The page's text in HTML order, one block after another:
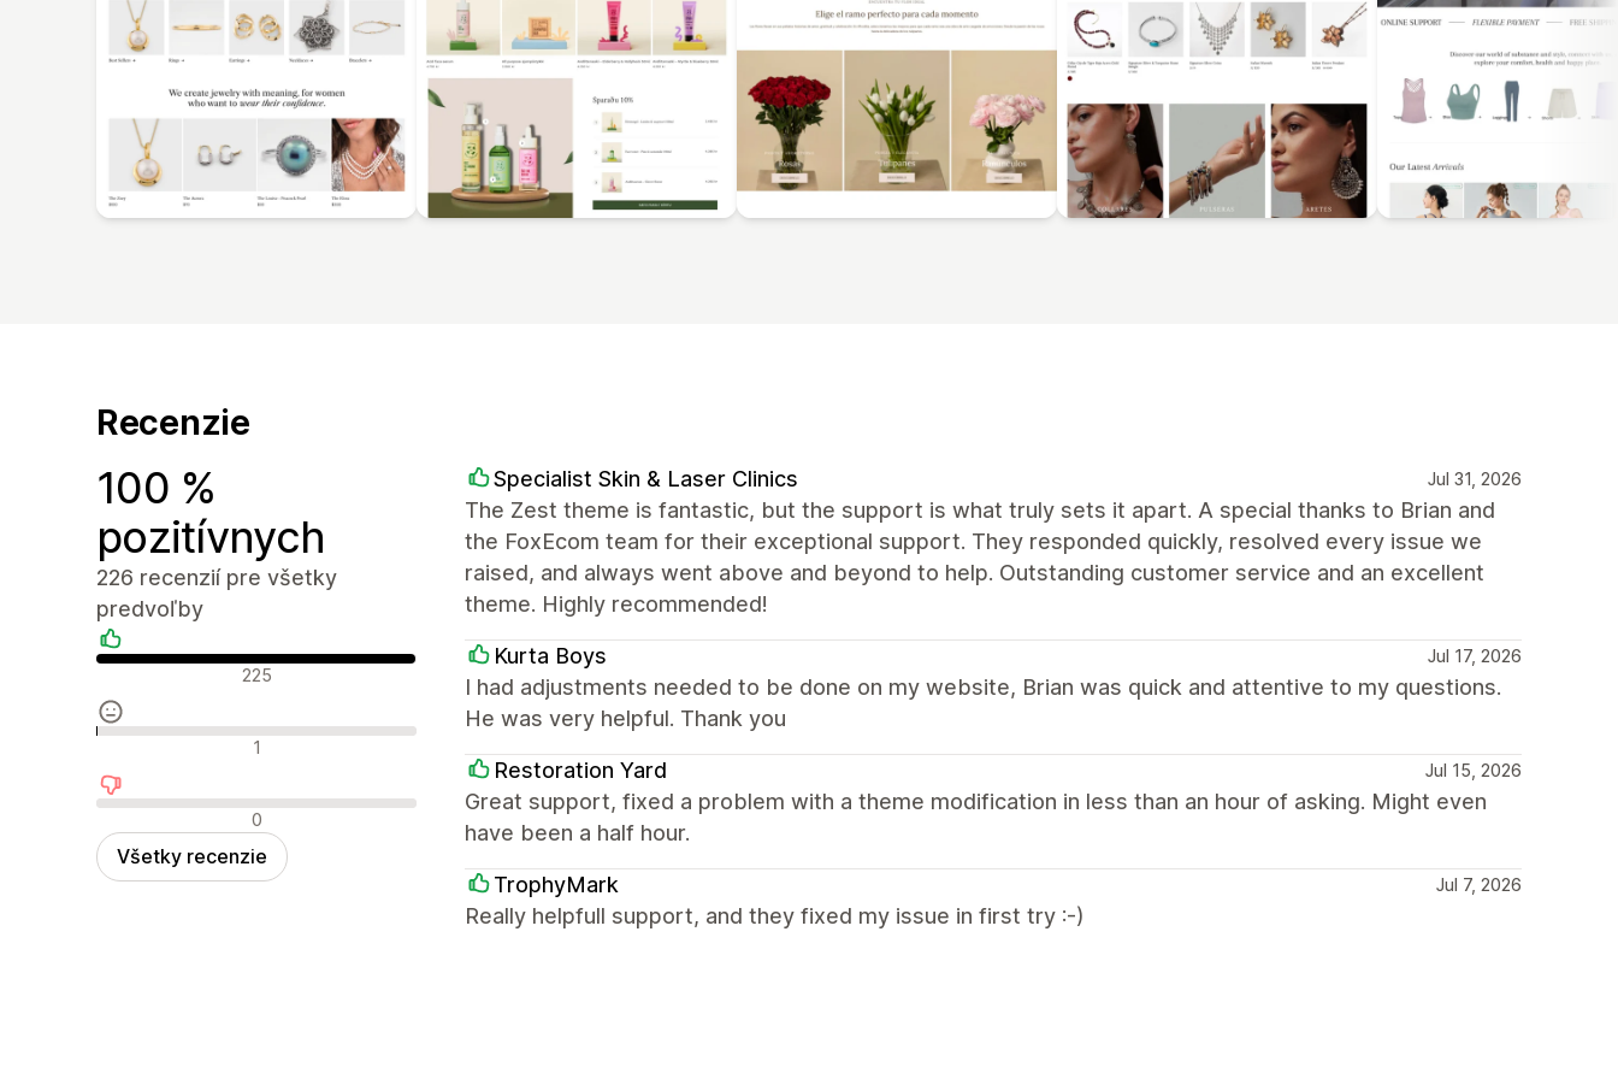
Recenzie
100 %
pozitívnych
226 recenzií pre všetky
predvoľby
Pozitívne recenzie225
Neutrálne recenzie
1
Negatívne recenzie
0
Všetky recenzie
Specialist Skin & Laser Clinics Jul 31, 2026
The Zest theme is fantastic, but the support is what truly sets it apart. A special thanks to Brian and
the FoxEcom team for their exceptional support. They responded quickly, resolved every issue we
raised, and always went above and beyond to help. Outstanding customer service and an excellent
theme. Highly recommended!
Kurta Boys Jul 17, 2026
I had adjustments needed to be done on my website, Brian was quick and attentive to my questions.
He was very helpful. Thank you
Restoration Yard Jul 15, 2026
Great support, fixed a problem with a theme modification in less than an hour of asking. Might even
have been a half hour.
TrophyMark Jul 7, 2026
Really helpfull support, and they fixed my issue in first try :-)